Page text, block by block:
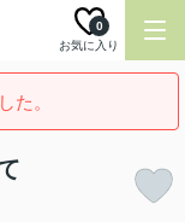
お気に入り
0
た。